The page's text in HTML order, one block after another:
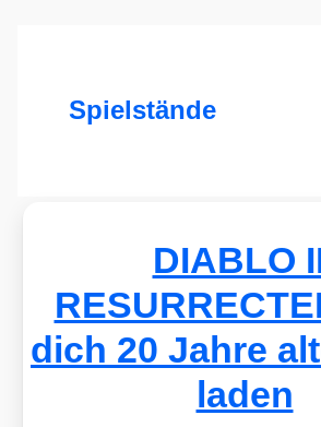
Spielstände
DIABLO
dich 20 Jahre
laden